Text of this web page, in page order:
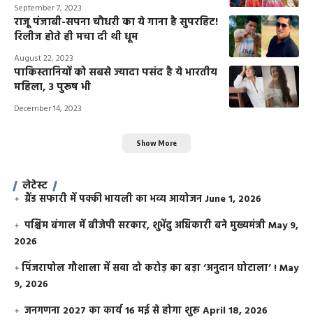
September 7, 2023
राजू पंजाबी-सपना चौधरी का ये गाना है सुपरहिट!
रिलीज होते ही मचा दी थी धूम
August 22, 2023
पाकिस्तानियों को सबसे ज्यादा पसंद है ये भारतीय
महिला, 3 पुरूष भी
December 14, 2023
Show More
लेटेस्ट
ग्रैंड सफारी में पक्की भायली का भव्य आयोजन June 1, 2026
पश्चिम बंगाल में बीजेपी सरकार, शुभेंदु अधिकारी बने मुख्यमंत्रीMay 9,
2026
​पिंजरापोल गौशाला में सवा दो करोड़ का बड़ा ‘अनुदान घोटाला’ !May
9, 2026
जनगणना 2027 का कार्य 16 मई से होगा शुरूApril 18, 2026